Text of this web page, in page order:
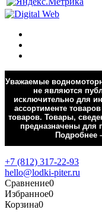
Уважаемые
не являются
исключительно для
ассортименте
товаров. Товары,
предназначены для
Подробнее
+7 (812) 317-22-93
hello@lodki-piter.ru
Сравнение0
Избранное0
Корзина0